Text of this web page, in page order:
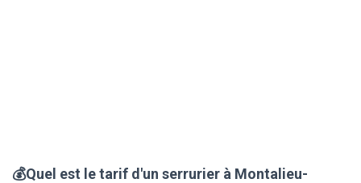
💰Quel est le tarif d'un serrurier à Montalieu-